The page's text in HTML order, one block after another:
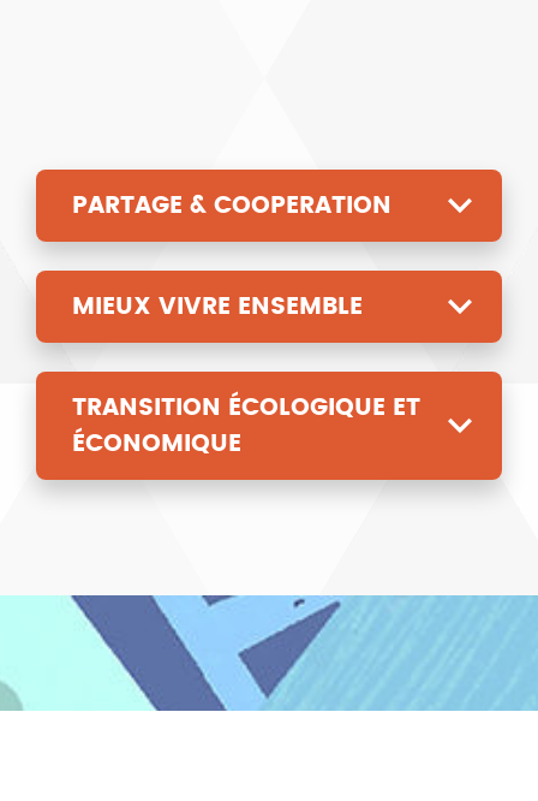
PARTAGE & COOPERATION
MIEUX VIVRE ENSEMBLE
TRANSITION ÉCOLOGIQUE ET
ÉCONOMIQUE